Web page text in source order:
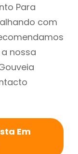
Para
com
nossa
Em